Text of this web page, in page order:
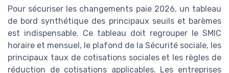
Pour sécuriser les changements paie 2026, un tableau
de bord synthétique des principaux seuils et barèmes
est indispensable. Ce tableau doit regrouper le SMIC
horaire et mensuel, le plafond de la Sécurité sociale, les
principaux taux de cotisations sociales et les règles de
réduction de cotisations applicables. Les entreprises